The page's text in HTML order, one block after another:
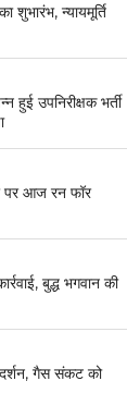
शुभारंभ, न्यायमूर्ति
हुई उपनिरीक्षक भर्ती
पर आज रन फॉर
बुद्ध भगवान की
गैस संकट को